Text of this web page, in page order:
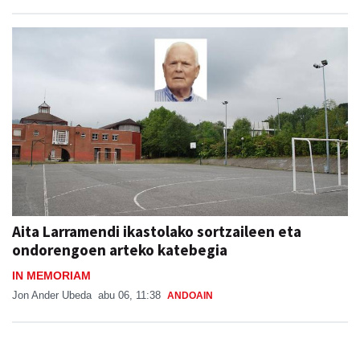
Aita Larramendi ikastolako sortzaileen eta
ondorengoen arteko katebegia
IN MEMORIAM
Jon Ander Ubeda abu 06, 11:38 ANDOAIN